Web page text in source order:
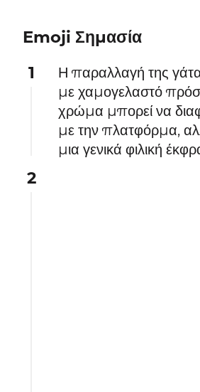
Emoji Σημασία
1
Η παραλλαγή της
με χαμογελαστό
χρώμα μπορεί να
με την πλατφόρμα,
μια γενικά φιλική
2